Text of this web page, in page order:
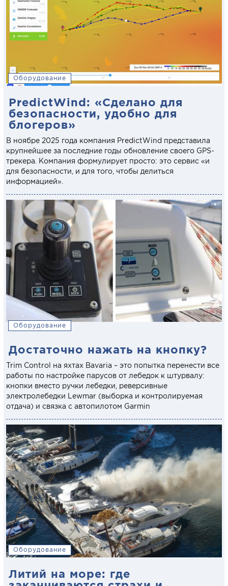
Оборудование
PredictWind: «Сделано для
безопасности, удобно для
блогеров»
В ноябре 2025 года компания PredictWind представила
крупнейшее за последние годы обновление своего GPS-
трекера. Компания формулирует просто: это сервис «и
для безопасности, и для того, чтобы делиться
информацией».
Оборудование
Достаточно нажать на кнопку?
Trim Control на яхтах Bavaria – это попытка перенести все
работы по настройке парусов от лебедок к штурвалу:
кнопки вместо ручки лебедки, реверсивные
электролебедки Lewmar (выборка и контролируемая
отдача) и связка с автопилотом Garmin
Оборудование
Литий на море: где